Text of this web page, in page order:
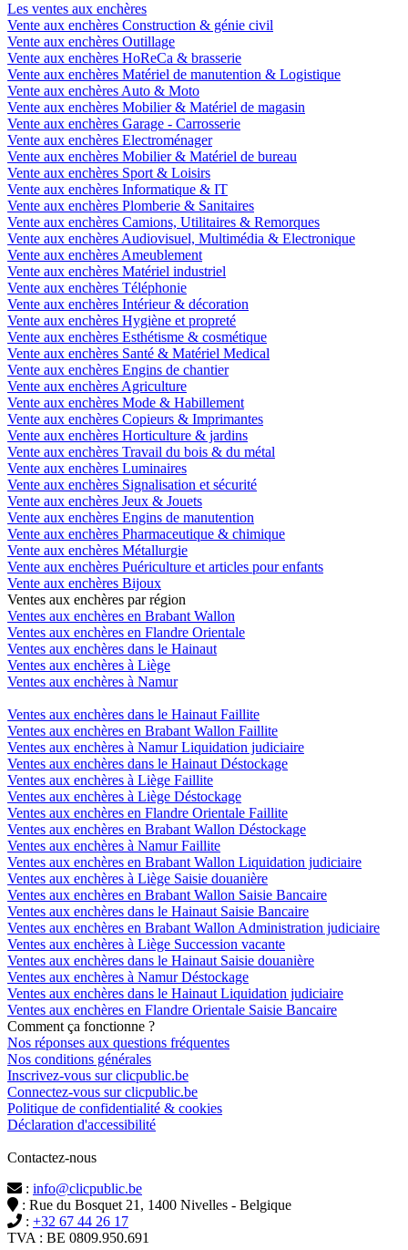
Les ventes aux enchères
Vente aux enchères Construction & génie civil
Vente aux enchères Outillage
Vente aux enchères HoReCa & brasserie
Vente aux enchères Matériel de manutention & Logistique
Vente aux enchères Auto & Moto
Vente aux enchères Mobilier & Matériel de magasin
Vente aux enchères Garage - Carrosserie
Vente aux enchères Electroménager
Vente aux enchères Mobilier & Matériel de bureau
Vente aux enchères Sport & Loisirs
Vente aux enchères Informatique & IT
Vente aux enchères Plomberie & Sanitaires
Vente aux enchères Camions, Utilitaires & Remorques
Vente aux enchères Audiovisuel, Multimédia & Electronique
Vente aux enchères Ameublement
Vente aux enchères Matériel industriel
Vente aux enchères Téléphonie
Vente aux enchères Intérieur & décoration
Vente aux enchères Hygiène et propreté
Vente aux enchères Esthétisme & cosmétique
Vente aux enchères Santé & Matériel Medical
Vente aux enchères Engins de chantier
Vente aux enchères Agriculture
Vente aux enchères Mode & Habillement
Vente aux enchères Copieurs & Imprimantes
Vente aux enchères Horticulture & jardins
Vente aux enchères Travail du bois & du métal
Vente aux enchères Luminaires
Vente aux enchères Signalisation et sécurité
Vente aux enchères Jeux & Jouets
Vente aux enchères Engins de manutention
Vente aux enchères Pharmaceutique & chimique
Vente aux enchères Métallurgie
Vente aux enchères Puériculture et articles pour enfants
Vente aux enchères Bijoux
Ventes aux enchères par région
Ventes aux enchères en Brabant Wallon
Ventes aux enchères en Flandre Orientale
Ventes aux enchères dans le Hainaut
Ventes aux enchères à Liège
Ventes aux enchères à Namur
Ventes aux enchères dans le Hainaut Faillite
Ventes aux enchères en Brabant Wallon Faillite
Ventes aux enchères à Namur Liquidation judiciaire
Ventes aux enchères dans le Hainaut Déstockage
Ventes aux enchères à Liège Faillite
Ventes aux enchères à Liège Déstockage
Ventes aux enchères en Flandre Orientale Faillite
Ventes aux enchères en Brabant Wallon Déstockage
Ventes aux enchères à Namur Faillite
Ventes aux enchères en Brabant Wallon Liquidation judiciaire
Ventes aux enchères à Liège Saisie douanière
Ventes aux enchères en Brabant Wallon Saisie Bancaire
Ventes aux enchères dans le Hainaut Saisie Bancaire
Ventes aux enchères en Brabant Wallon Administration judiciaire
Ventes aux enchères à Liège Succession vacante
Ventes aux enchères dans le Hainaut Saisie douanière
Ventes aux enchères à Namur Déstockage
Ventes aux enchères dans le Hainaut Liquidation judiciaire
Ventes aux enchères en Flandre Orientale Saisie Bancaire
Comment ça fonctionne ?
Nos réponses aux questions fréquentes
Nos conditions générales
Inscrivez-vous sur clicpublic.be
Connectez-vous sur clicpublic.be
Politique de confidentialité & cookies
Déclaration d'accessibilité
Contactez-nous
: info@clicpublic.be
: Rue du Bosquet 21, 1400 Nivelles - Belgique
: +32 67 44 26 17
TVA : BE 0809.950.691